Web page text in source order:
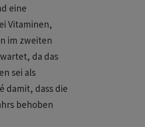
eine
Vitaminen,
im zweiten
da das
sei als
damit, dass die
behoben